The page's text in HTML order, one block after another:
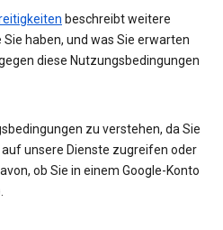
beschreibt weitere
haben, und was Sie erwarten
diese Nutzungsbedingungen
zu verstehen, da Sie
unsere Dienste zugreifen oder
ob Sie in einem Google-Konto